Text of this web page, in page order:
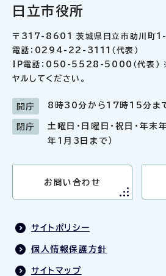
日立市役所
〒317-8601 茨城県日立市助川町
電話：0294-22-3111（代表）
IP電話：050-5528-5000（代表） ※
ヤルしてください。
開庁 8時30分から17時15分ま
閉庁
土曜日・日曜日・祝日・年
年1月3日まで）
お問い合わせ
サイトポリシー
個人情報保護方針
サイトマップ